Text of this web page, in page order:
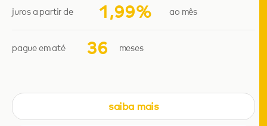
juros a partir de 1,99% ao mês
pague em até 36 meses
saiba mais